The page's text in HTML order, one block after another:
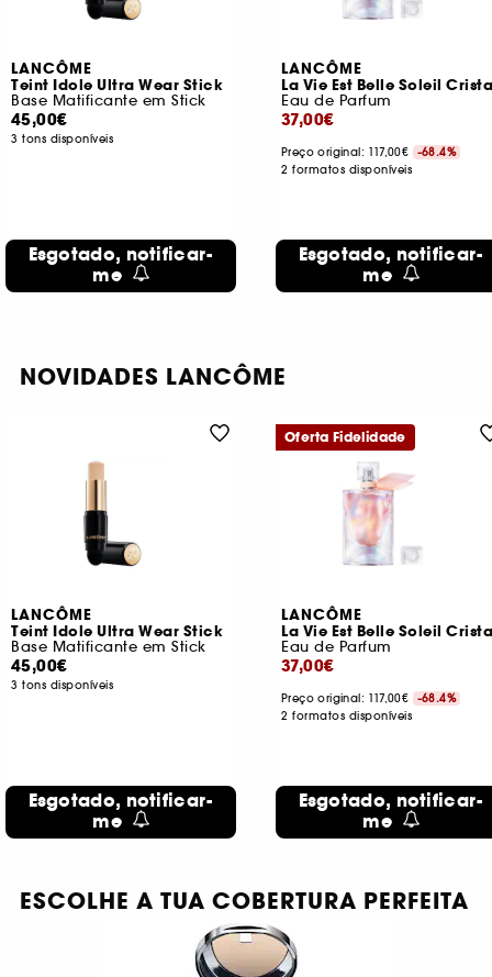
LANCÔME
Teint Idole Ultra Wear Stick
Base Matificante em Stick
45,00€
3 tons disponíveis
Esgotado, notificar-
me
LANCÔME
La Vie Est Belle Soleil
Eau de Parfum
37,00€
Preço original: 117,00€
-68.4%
2 formatos disponíveis
Esgotado, notificar-
me
NOVIDADES LANCÔME
LANCÔME
Teint Idole Ultra Wear Stick
Base Matificante em Stick
45,00€
3 tons disponíveis
Esgotado, notificar-
me
LANCÔME
La Vie Est Belle Soleil
Eau de Parfum
37,00€
Preço original: 117,00€
-68.4%
2 formatos disponíveis
Esgotado, notificar-
me
Oferta Fidelidade
ESCOLHE A TUA COBERTURA PERFEITA